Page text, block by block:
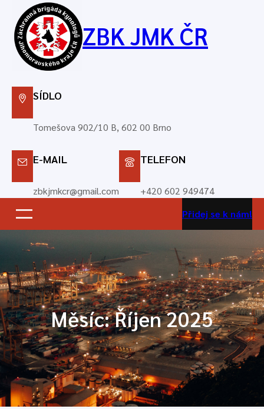
Přeskočit
obsah
ZBK JMK ČR
SÍDLO
Tomešova 902/10 B, 602 00 Brno
E-MAIL
zbkjmkcr@gmail.com
TELEFON
+420 602 949474
Přidej se k nám!
Měsíc:Říjen 2025